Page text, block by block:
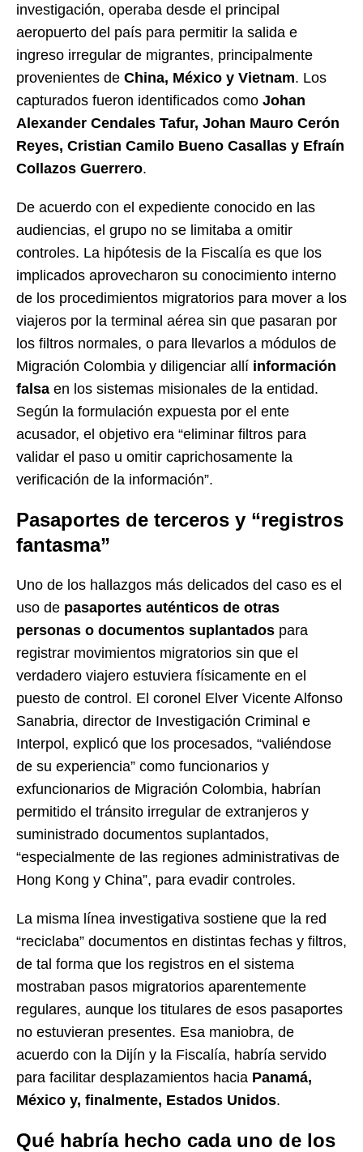
investigación, operaba desde el principal
aeropuerto del país para permitir la salida e
ingreso irregular de migrantes, principalmente
provenientes de China, México y Vietnam. Los
capturados fueron identificados como Johan
Alexander Cendales Tafur, Johan Mauro Cerón
Reyes, Cristian Camilo Bueno Casallas y Efraín
Collazos Guerrero.
De acuerdo con el expediente conocido en las
audiencias, el grupo no se limitaba a omitir
controles. La hipótesis de la Fiscalía es que los
implicados aprovecharon su conocimiento interno
de los procedimientos migratorios para mover a los
viajeros por la terminal aérea sin que pasaran por
los filtros normales, o para llevarlos a módulos de
Migración Colombia y diligenciar allí información
falsa en los sistemas misionales de la entidad.
Según la formulación expuesta por el ente
acusador, el objetivo era “eliminar filtros para
validar el paso u omitir caprichosamente la
verificación de la información”.
Pasaportes de terceros y “registros
fantasma”
Uno de los hallazgos más delicados del caso es el
uso de pasaportes auténticos de otras
personas o documentos suplantados para
registrar movimientos migratorios sin que el
verdadero viajero estuviera físicamente en el
puesto de control. El coronel Elver Vicente Alfonso
Sanabria, director de Investigación Criminal e
Interpol, explicó que los procesados, “valiéndose
de su experiencia” como funcionarios y
exfuncionarios de Migración Colombia, habrían
permitido el tránsito irregular de extranjeros y
suministrado documentos suplantados,
“especialmente de las regiones administrativas de
Hong Kong y China”, para evadir controles.
La misma línea investigativa sostiene que la red
“reciclaba” documentos en distintas fechas y filtros,
de tal forma que los registros en el sistema
mostraban pasos migratorios aparentemente
regulares, aunque los titulares de esos pasaportes
no estuvieran presentes. Esa maniobra, de
acuerdo con la Dijín y la Fiscalía, habría servido
para facilitar desplazamientos hacia Panamá,
México y, finalmente, Estados Unidos.
Qué habría hecho cada uno de los